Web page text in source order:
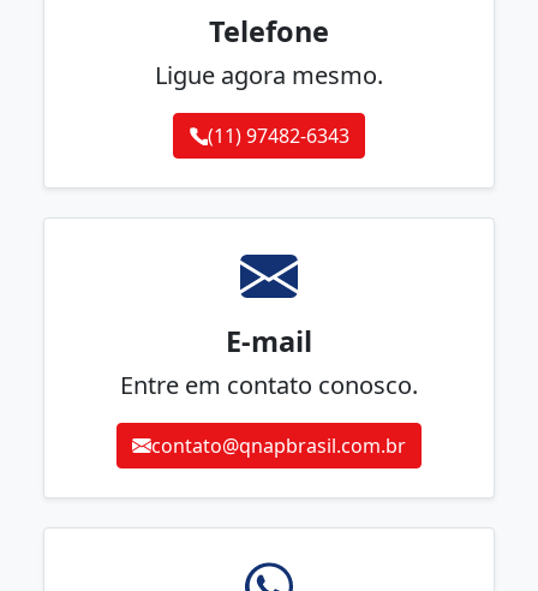
Telefone
Ligue agora mesmo.
(11) 97482-6343
E-mail
Entre em contato conosco.
contato@qnapbrasil.com.br